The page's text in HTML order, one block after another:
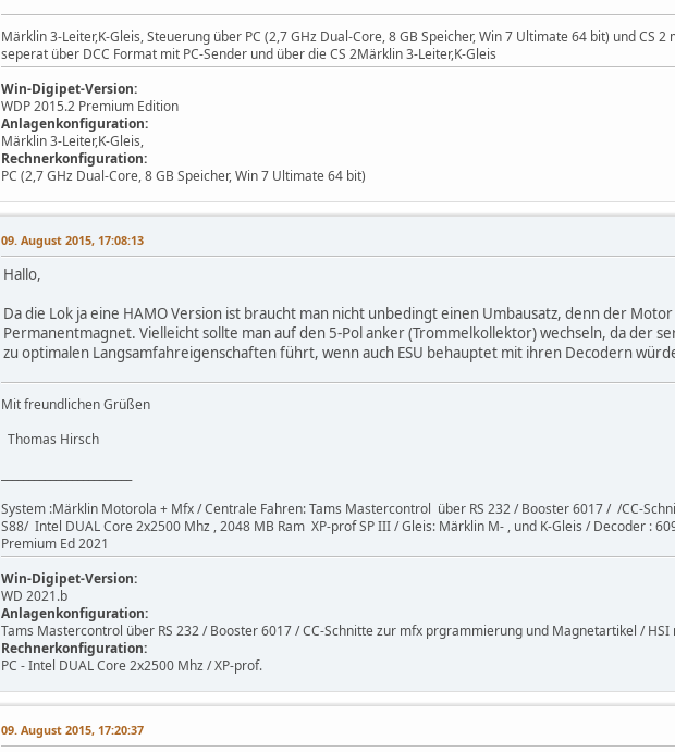
Märklin 3-Leiter,K-Gleis, Steuerung über PC (2,7 GHz Dual-Core, 8 GB Speicher, Win 7 Ultimate 64 bit) und CS
seperat über DCC Format mit PC-Sender und über die CS 2Märklin 3-Leiter,K-Gleis
Win-Digipet-Version:
WDP 2015.2 Premium Edition
Anlagenkonfiguration:
Märklin 3-Leiter,K-Gleis,
Rechnerkonfiguration:
PC (2,7 GHz Dual-Core, 8 GB Speicher, Win 7 Ultimate 64 bit)
09. August 2015, 17:08:13
Hallo,
Da die Lok ja eine HAMO Version ist braucht man nicht unbedingt einen Umbausatz, denn der
Permanentmagnet. Vielleicht sollte man auf den 5-Pol anker (Trommelkollektor) wechseln, da der
zu optimalen Langsamfahreigenschaften führt, wenn auch ESU behauptet mit ihren Decodern
Mit freundlichen Grüßen
Thomas Hirsch
System :Märklin Motorola + Mfx / Centrale Fahren: Tams Mastercontrol über RS 232 / Booster 6017 / /CC-
S88/ Intel DUAL Core 2x2500 Mhz , 2048 MB Ram XP-prof SP III / Gleis: Märklin M- , und K-Gleis / Decoder :
Premium Ed 2021
Win-Digipet-Version:
WD 2021.b
Anlagenkonfiguration:
Tams Mastercontrol über RS 232 / Booster 6017 / CC-Schnitte zur mfx prgrammierung und Magnetartikel / HSI
Rechnerkonfiguration:
PC - Intel DUAL Core 2x2500 Mhz / XP-prof.
09. August 2015, 17:20:37